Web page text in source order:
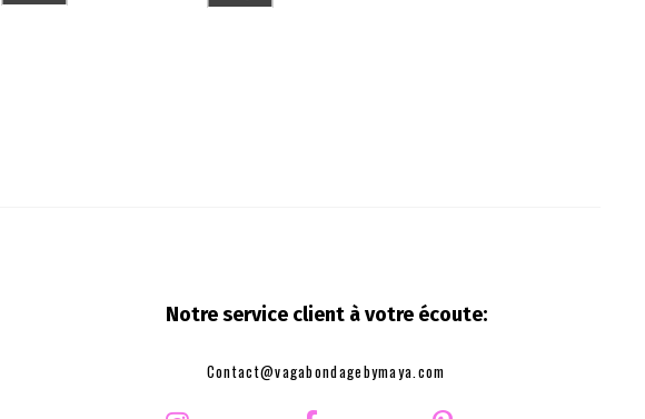
Notre service client à votre écoute:
Contact@vagabondagebymaya.com